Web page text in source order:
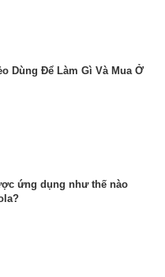
Dùng Để Làm Gì Và Mua Ở
ứng dụng như thế nào